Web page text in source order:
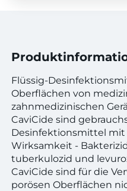
Flüssig-
Oberflächen von
zahnmedizinischen
CaviCide sind
Desinfektionsmittel mit
Wirksamkeit -
tuberkulozid und
CaviCide sind für die
porösen Oberflächen